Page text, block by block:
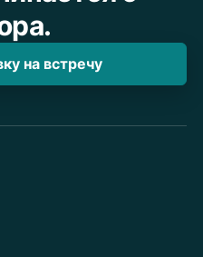
на встречу